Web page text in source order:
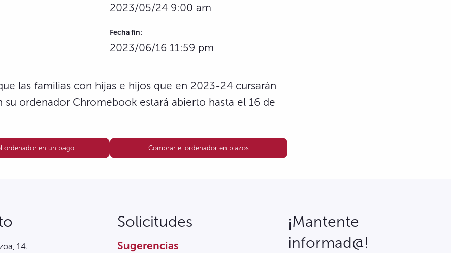
2023/05/24 9:00 am
Fecha fin:
2023/06/16 11:59 pm
las familias con hijas e hijos que en 2023-24 cursarán
su ordenador Chromebook estará abierto hasta el 16 de
ordenador en un pago Comprar el ordenador en plazos
14.
Solicitudes
Sugerencias
¡Mantente
informad@!